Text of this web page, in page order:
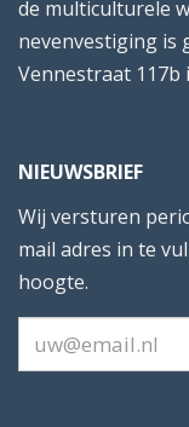
de multiculturele
nevenvestiging is
Vennestraat 117b
NIEUWSBRIEF
Wij versturen
mail adres in te
hoogte.